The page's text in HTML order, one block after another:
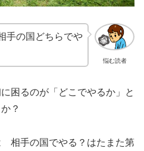
悩む読者
手の国どちらでや
困るのが「どこでやるか」と
？
相手の国でやる？はたまた第